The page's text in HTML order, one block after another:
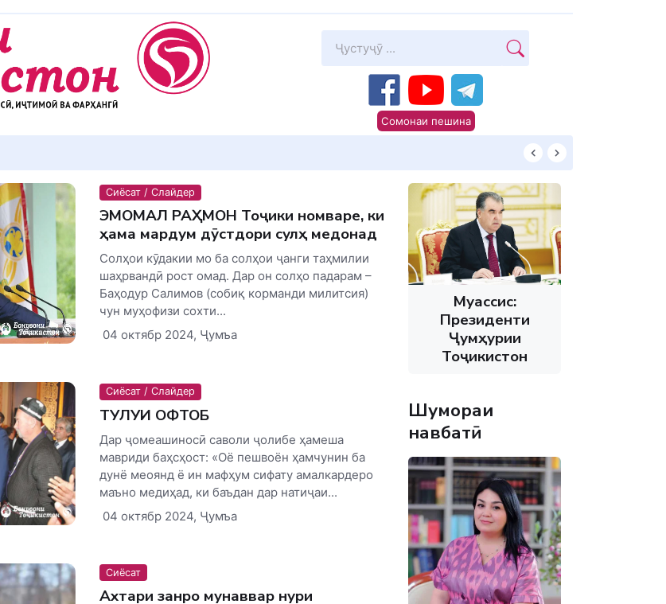
Сомонаи пешина
Сиёсат / Слайдер
ЭМОМАЛӢ РАҲМОН Тоҷики номваре, ки
ҳама мардум дӯстдори сулҳ медонад
Солҳои кӯдакии мо ба солҳои ҷанги таҳмилии
шаҳрвандӣ рост омад. Дар он солҳо падарам –
Баҳодур Салимов (собиқ корманди милитсия)
чун муҳофизи сохти...
04 октябр 2024, Ҷумъа
Сиёсат / Слайдер
ТУЛУИ ОФТОБ
Дар ҷомеашиносӣ саволи ҷолибе ҳамеша
мавриди баҳсҳост: «Оё пешвоён ҳамчунин ба
дунё меоянд ё ин мафҳум сифату амалкардеро
маъно медиҳад, ки баъдан дар натиҷаи...
04 октябр 2024, Ҷумъа
Сиёсат
Ахтари занро мунаввар нури
Муассис:
Президенти
Ҷумҳурии
Тоҷикистон
Шумораи
навбатӣ